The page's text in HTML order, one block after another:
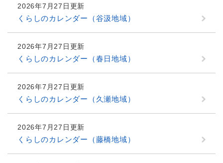
2026年7月27日更新
くらしのカレンダー（谷汲地域）
2026年7月27日更新
くらしのカレンダー（春日地域）
2026年7月27日更新
くらしのカレンダー（久瀬地域）
2026年7月27日更新
くらしのカレンダー（藤橋地域）